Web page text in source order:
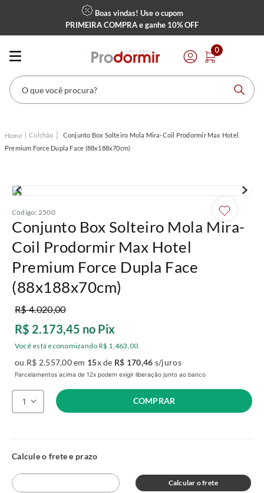
Boas vindas! Use o cupom
PRIMEIRA COMPRAe ganhe 10% OFF
0
O que você procura?
Colchão
Conjunto Box Solteiro Mola Mira-Coil Prodormir Max Hotel
Premium Force Dupla Face (88x188x70cm)
Código: 2500
Conjunto Box Solteiro Mola Mira-
Coil Prodormir Max Hotel
Premium Force Dupla Face
(88x188x70cm)
R$4.020,00
R$ 2.173,45 no Pix
Você está economizando R$ 1.463,00.
ou R$ 2.557,00em 15x de R$ 170,46 s/juros
Parcelamentos acima de 12x podem exigir liberação junto ao banco
1 COMPRAR
Calcular o frete